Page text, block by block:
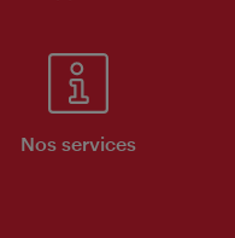
Nos services